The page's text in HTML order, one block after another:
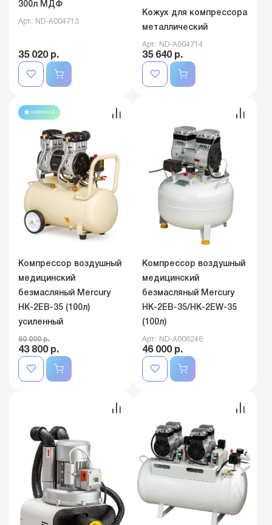
300л МДФ
Арт.: ND-A004713
35 020 р.
Кожух для компрессора
металлический
Арт.: ND-A004714
35 640 р.
новинка
Компрессор воздушный
медицинский
безмасляный Mercury
HK-2EВ-35 (100л)
усиленный
60 000 р.
43 800 р.
Компрессор воздушный
медицинский
безмасляный Mercury
HK-2EВ-35/HK-2EW-35
(100л)
Арт.: ND-A006246
46 000 р.